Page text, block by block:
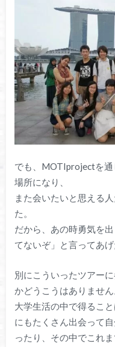
でも、MOTIprojectを通
場所になり、
また会いたいと思える
た。
だから、あの時勇気を
てないぞ」と言ってあげ
別にこういったツアー
かどうこうはありませ
大学生活の中で得るこ
にもたくさん出会って
ったり、その中でこれ